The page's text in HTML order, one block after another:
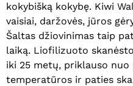
kokybišką kokybę. Kiwi
vaisiai, daržovės, jūros
Šaltas džiovinimas taip
laiką. Liofilizuoto
iki 25 metų, priklauso nuo
temperatūros ir paties